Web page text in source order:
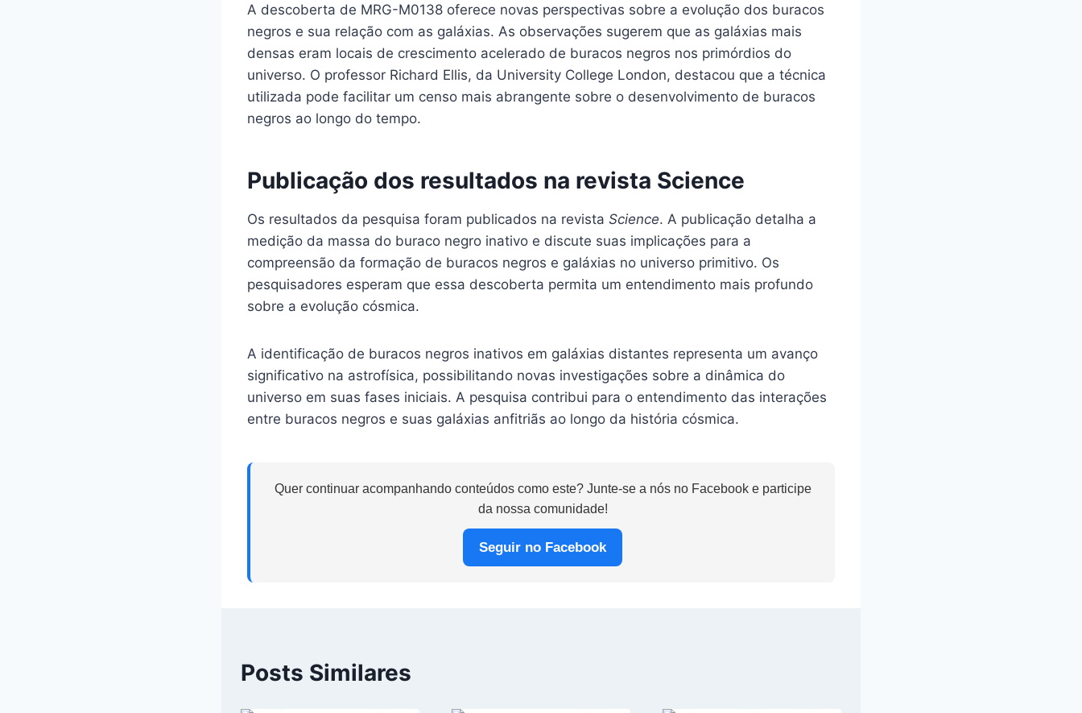
A descoberta de MRG-M0138 oferece novas perspectivas sobre a evolução dos buracos
negros e sua relação com as galáxias. As observações sugerem que as galáxias mais
densas eram locais de crescimento acelerado de buracos negros nos primórdios do
universo. O professor Richard Ellis, da University College London, destacou que a técnica
utilizada pode facilitar um censo mais abrangente sobre o desenvolvimento de buracos
negros ao longo do tempo.
Publicação dos resultados na revista Science
Os resultados da pesquisa foram publicados na revista Science. A publicação detalha a
medição da massa do buraco negro inativo e discute suas implicações para a
compreensão da formação de buracos negros e galáxias no universo primitivo. Os
pesquisadores esperam que essa descoberta permita um entendimento mais profundo
sobre a evolução cósmica.
A identificação de buracos negros inativos em galáxias distantes representa um avanço
significativo na astrofísica, possibilitando novas investigações sobre a dinâmica do
universo em suas fases iniciais. A pesquisa contribui para o entendimento das interações
entre buracos negros e suas galáxias anfitriãs ao longo da história cósmica.
Quer continuar acompanhando conteúdos como este? Junte-se a nós no Facebook e participe
da nossa comunidade!
Seguir no Facebook
Posts Similares